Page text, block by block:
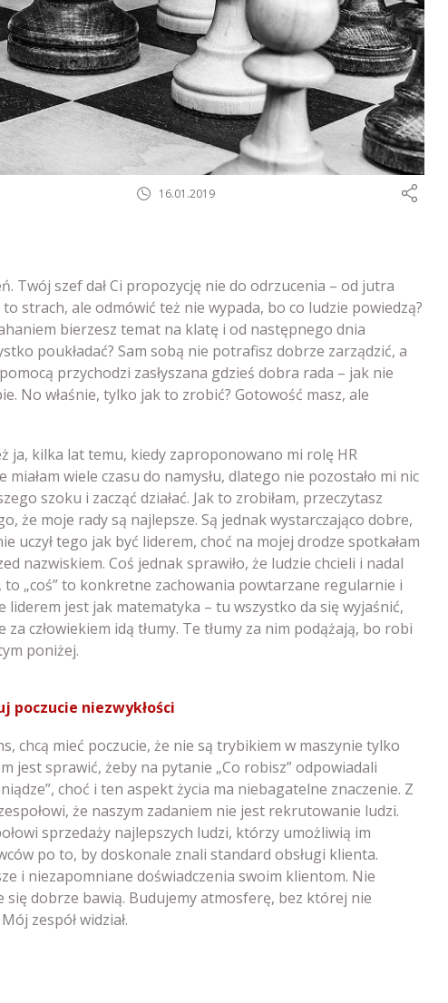
16.01.2019
Twój szef dał Ci propozycję nie do odrzucenia – od jutra
strach, ale odmówić też nie wypada, bo co ludzie powiedzą?
bierzesz temat na klatę i od następnego dnia
poukładać? Sam sobą nie potrafisz dobrze zarządzić, a
przychodzi zasłyszana gdzieś dobra rada – jak nie
No właśnie, tylko jak to zrobić? Gotowość masz, ale
ja, kilka lat temu, kiedy zaproponowano mi rolę HR
wiele czasu do namysłu, dlatego nie pozostało mi nic
szoku i zacząć działać. Jak to zrobiłam, przeczytasz
że moje rady są najlepsze. Są jednak wystarczająco dobre,
uczył tego jak być liderem, choć na mojej drodze spotkałam
nazwiskiem. Coś jednak sprawiło, że ludzie chcieli i nadal
to „coś” to konkretne zachowania powtarzane regularnie i
liderem jest jak matematyka – tu wszystko da się wyjaśnić,
człowiekiem idą tłumy. Te tłumy za nim podążają, bo robi
poniżej.
poczucie niezwykłości
chcą mieć poczucie, że nie są trybikiem w maszynie tylko
jest sprawić, żeby na pytanie „Co robisz” odpowiadali
choć i ten aspekt życia ma niebagatelne znaczenie. Z
że naszym zadaniem nie jest rekrutowanie ludzi.
sprzedaży najlepszych ludzi, którzy umożliwią im
po to, by doskonale znali standard obsługi klienta.
i niezapomniane doświadczenia swoim klientom. Nie
dobrze bawią. Budujemy atmosferę, bez której nie
zespół widział.